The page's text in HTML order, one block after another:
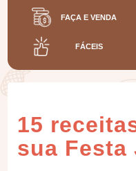
FAÇA E VENDA
FÁCEIS
15
sua Festa